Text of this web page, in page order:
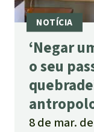
‘Negar
o seu
8 de mar.